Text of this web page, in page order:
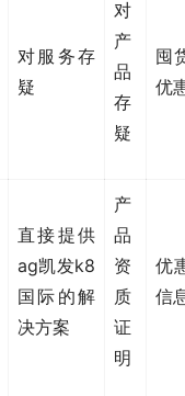
对服务存
疑
对
产
品
存
疑
囤
优
直接提供
ag凯发k8
国际的解
决方案
产
品
资
质
证
明
优
信